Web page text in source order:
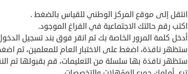
انتقل إلى موقع المركز الوطني للقياس بالضغط .
اكتب رقم حالتك الاجتماعية في الفراغ الموجود.
أدخل كلمة المرور الخاصة بك ثم انقر فوق بند تسجيل
ستظهر نافذة، اضغط على الاختبار العام للمعلمين، ثم
ستظهر نافذة بها سلسلة من التعليمات، قم بقبولها ثم